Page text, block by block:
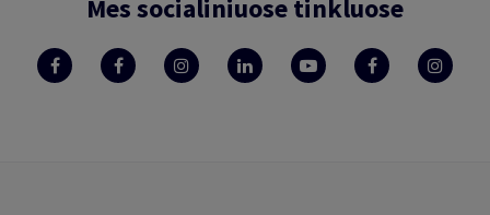
Mes socialiniuose tinkluose